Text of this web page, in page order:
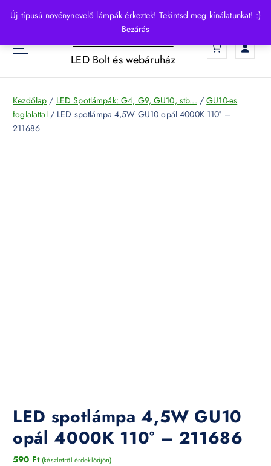
Új típusú növénynevelő lámpák érkeztek! Tekintsd meg kínálatunkat! :)
Bezárás
p
o
HelloLED.hu
LED Bolt és webáruház
Kezdőlap / LED Spotlámpák: G4, G9, GU10, stb... /GU10-es
foglalattal/ LED spotlámpa 4,5W GU10 opál 4000K 110° –
211686
LED spotlámpa 4,5W GU10
opál 4000K 110° – 211686
590 Ft (készletről érdeklődjön)